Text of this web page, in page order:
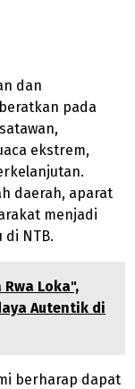
dan
pada
ekstrem,
daerah, aparat
menjadi
di NTB.
Loka",
Autentik di
berharap dapat